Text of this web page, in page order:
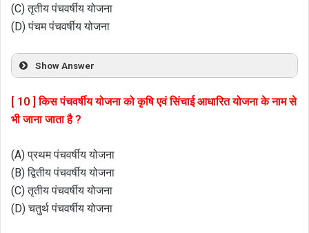
(C) तृतीय पंचवर्षीय योजना
(D) पंचम पंचवर्षीय योजना
Show Answer
[ 10 ] किस पंचवर्षीय योजना को कृषि एवं सिंचाई आधारित योजना के नाम से
भी जाना जाता है ?
(A) प्रथम पंचवर्षीय योजना
(B) द्वितीय पंचवर्षीय योजना
(C) तृतीय पंचवर्षीय योजना
(D) चतुर्थ पंचवर्षीय योजना